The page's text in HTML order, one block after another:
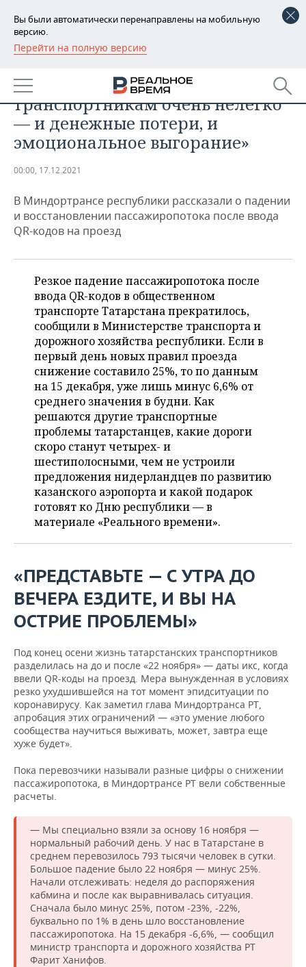
Вы были автоматически перенаправлены на мобильную
версию.
Перейти на полную версию
РЕГИОНЫ
БАШКОРТОСТАН
ТАТАРСТАН
УДМУРТИЯ
НОВОСТИ
АНАЛИТИКА
НОВОСТИ АНАЛИТИКИ
ДЕКЛАРАЦИИ О ДОХОДАХ
КОРОЛИ ГОСЗАКАЗА ПФО
ВУЗЫ ТАТАРСТАНА
ТОРГОВЫЕ ЦЕНТРЫ
ТАТАРСТАНА
ЭКОНОМИКА
НОВОСТИ ЭКОНОМИКИ
ФИНАНСЫ
БАНКИ
ИНВЕСТИЦИИ
ПРОМЫШЛЕННОСТЬ
НОВОСТИ
ПРОМЫШЛЕННОСТИ
МАШИНОСТРОЕНИЕ
НЕФТЕХИМИЯ
НЕФТЬ
ОПК
ЭНЕРГЕТИКА
НЕДВИЖИМОСТЬ
НОВОСТИ НЕДВИЖИМОСТИ
АВТО
НОВОСТИ БИЗНЕСА
РОЗНИЧНАЯ ТОРГОВЛЯ
ТРАНСПОРТ
ТЕХНОЛОГИИ
НОВОСТИ ТЕХНОЛОГИЙ
ТЕЛЕКОММУНИКАЦИИ
МЕРОПРИЯТИЯ
НОВОСТИ МЕРОПРИЯТИЙ
ВЫЕЗДНАЯ РЕДАКЦИЯ
БИЗНЕС-БРАНЧИ
ONLINE-КОНФЕРЕНЦИИ
ОТКРЫТАЯ ЛЕКЦИЯ
СПОРТ
НОВОСТИ СПОРТА
ФУТБОЛ
ХОККЕЙ
БАСКЕТБОЛ
ВОЛЕЙБОЛ
ФИГУРНОЕ КАТАНИЕ
ВОДНЫЕ ВИДЫ СПОРТА
ХОККЕЙ С МЯЧОМ
ОБЩЕСТВО
НОВОСТИ ОБЩЕСТВА
ВЛАСТЬ
ИНФРАСТРУКТУРА
ИСТОРИЯ
МЕДИЦИНА
ОБРАЗОВАНИЕ
ПРОИСШЕСТВИЯ
ФОТОГАЛЕРЕЯ
СЮЖЕТЫ
СПРАВОЧНИК
СПИСОК ПЕРСОН
ПОЛНАЯ ВЕРСИЯ
Фарит Ханифов: «Нашим
транспортникам очень нелегко
— и денежные потери, и
эмоциональное выгорание»
00:00, 17.12.2021
В Миндортрансе республики рассказали о падении
и восстановлении пассажиропотока после ввода
QR-кодов на проезд
Резкое падение пассажиропотока после
ввода QR-кодов в общественном
транспорте Татарстана прекратилось,
сообщили в Министерстве транспорта и
дорожного хозяйства республики. Если в
первый день новых правил проезда
снижение составило 25%, то по данным
на 15 декабря, уже лишь минус 6,6% от
среднего значения в будни. Как
решаются другие транспортные
проблемы татарстанцев, какие дороги
скоро станут четырех- и
шестиполосными, чем не устроили
предложения нидерландцев по развитию
казанского аэропорта и какой подарок
готовят ко Дню республики — в
материале «Реального времени».
«ПРЕДСТАВЬТЕ — С УТРА ДО
ВЕЧЕРА ЕЗДИТЕ, И ВЫ НА
ОСТРИЕ ПРОБЛЕМЫ»
Под конец осени жизнь татарстанских транспортников
разделилась на до и после «22 ноября» — даты икс, когда
ввели QR-коды на проезд. Мера вынужденная в условиях
резко ухудшившейся на тот момент эпидситуации по
коронавирусу. Как заметил глава Миндортранса РТ,
апробация этих ограничений — «это умение любого
сообщества научиться выживать, может, завтра еще
хуже будет».
Пока перевозчики называли разные цифры о снижении
пассажиропотока, в Миндортрансе РТ вели собственные
расчеты.
— Мы специально взяли за основу 16 ноября —
нормальный рабочий день. У нас в Татарстане в
среднем перевозилось 793 тысячи человек в сутки.
Большое падение было 22 ноября — минус 25%.
Начали отслеживать: неделя до распоряжения
кабмина и после как выравнивалась ситуация.
Сначала было минус 25%, потом -23%, -22%,
буквально по 1% в день шло восстановление
пассажиропотока. На 15 декабря -6,6%, — сообщил
министр транспорта и дорожного хозяйства РТ
Фарит Ханифов.